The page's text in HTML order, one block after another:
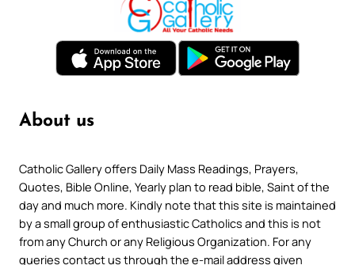
About us
Catholic Gallery offers Daily Mass Readings, Prayers,
Quotes, Bible Online, Yearly plan to read bible, Saint of the
day and much more. Kindly note that this site is maintained
by a small group of enthusiastic Catholics and this is not
from any Church or any Religious Organization. For any
queries contact us through the e-mail address given